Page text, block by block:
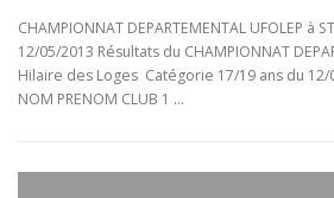
CHAMPIONNAT DEPARTEMENTAL UFOLEP à
12/05/2013 Résultats du CHAMPIONNAT
Hilaire des Loges Catégorie 17/19 ans du 12/
NOM PRENOM CLUB 1 …